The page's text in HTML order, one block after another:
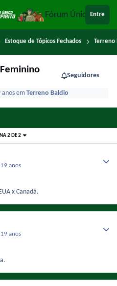
Fórum ÚnicoEntre
Estoque de Tópicos Fechados
Seguidores
anosemTerreno Baldio
2 DE 2
19 anos
x Canadá.
19 anos